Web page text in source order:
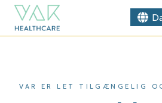
VAR ER LET TILGÆNGELIG